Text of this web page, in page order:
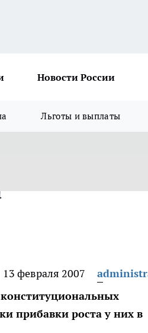
Новости России
Льготы и выплаты
13 февраля 2007
конституциональных
прибавки роста у них в